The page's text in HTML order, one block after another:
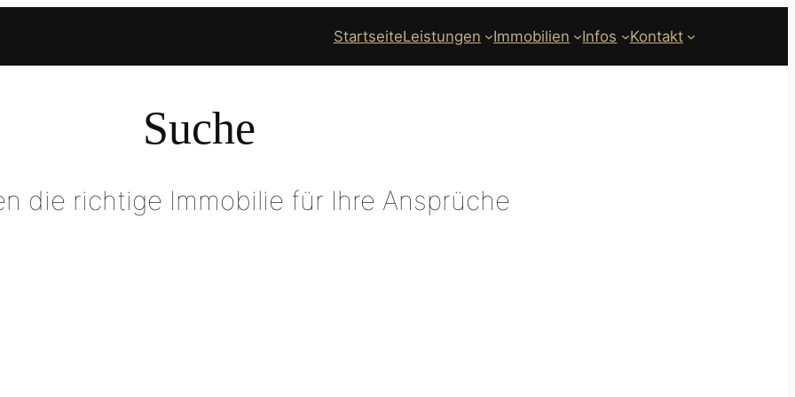
StartseiteLeistungen Immobilien Infos Kontakt
Suche
die richtige Immobilie für Ihre Ansprüche